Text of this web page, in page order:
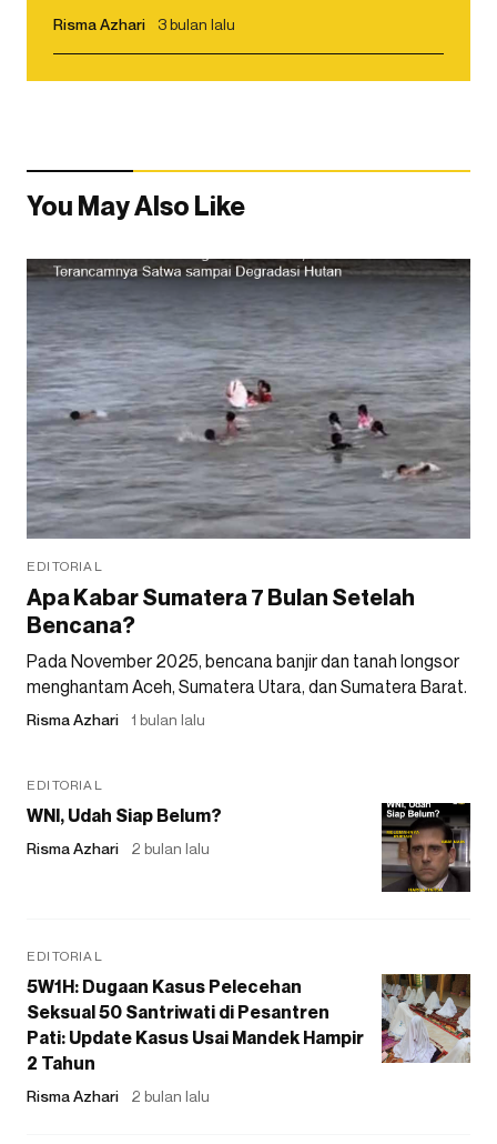
Risma Azhari 3 bulan lalu
You May Also Like
EDITORIAL
Apa Kabar Sumatera 7 Bulan Setelah
Bencana?
Pada November 2025, bencana banjir dan tanah longsor
menghantam Aceh, Sumatera Utara, dan Sumatera Barat.
Risma Azhari 1 bulan lalu
EDITORIAL
WNI, Udah Siap Belum?
Risma Azhari 2 bulan lalu
EDITORIAL
5W1H: Dugaan Kasus Pelecehan
Seksual 50 Santriwati di Pesantren
Pati: Update Kasus Usai Mandek Hampir
2 Tahun
Risma Azhari 2 bulan lalu